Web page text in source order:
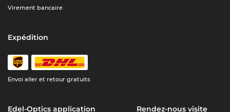
Virement bancaire
Expédition
Envoi aller et retour gratuits
Edel-Optics application Rendez-nous visite